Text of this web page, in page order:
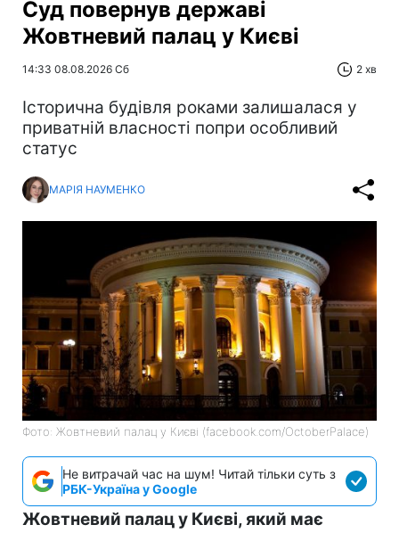
Суд повернув державі
Жовтневий палац у Києві
14:33 08.08.2026 Сб 2 хв
Історична будівля роками залишалася у
приватній власності попри особливий
статус
МАРІЯ НАУМЕНКО
Фото: Жовтневий палац у Києві (facebook.com/OctoberPalace)
Не витрачай час на шум! Читай тільки суть з
РБК-Україна у Google
Жовтневий палац у Києві, який має